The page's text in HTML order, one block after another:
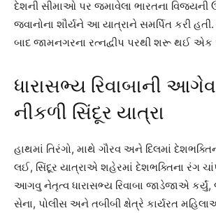
દેશની સીમાઓ પર જમાવેલા ભારતના
જવાનોના શૌર્યને આ યાત્રાને સમર્પિત કરી
બાદ જામનગરના રત્નદ્વીપ પરથી શરૂ થઈ એક
ધારાસભ્ય રિવાબાની
નીકળી સિંદૂર યાત્રા
હાથમાં તિરંગો, માથે ગૌરવ અને દિલમાં
લઈ, સિંદૂર યાત્રાએ શહેરમાં દેશભક્તિના રંગ
આગવુ નેતૃત્વ ધારાસભ્ય રિવાબા જાડેજાએ
સેના, પોલીસ અને તબીબી ક્ષેત્રે કાર્યરત